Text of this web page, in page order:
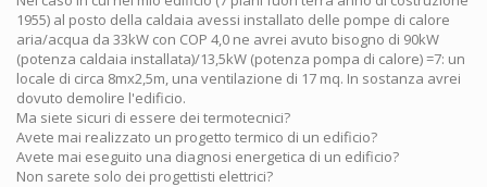
1955) al posto della caldaia avessi installato delle pompe di calore
aria/acqua da 33kW con COP 4,0 ne avrei avuto bisogno di 90kW
(potenza caldaia installata)/13,5kW (potenza pompa di calore) =7: un
locale di circa 8mx2,5m, una ventilazione di 17 mq. In sostanza avrei
dovuto demolire l'edificio.
Ma siete sicuri di essere dei termotecnici?
Avete mai realizzato un progetto termico di un edificio?
Avete mai eseguito una diagnosi energetica di un edificio?
Non sarete solo dei progettisti elettrici?